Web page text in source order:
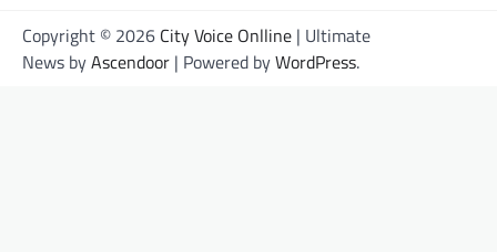
Copyright © 2026 City Voice Onlline | Ultimate
News byAscendoor | Powered byWordPress.